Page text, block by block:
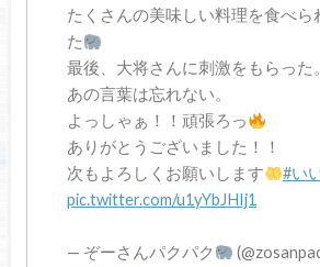
たくさんの美味しい料理を食べら
た
最後、大将さんに刺激をもらった。
あの言葉は忘れない。
よっしゃぁ！！頑張ろっ
ありがとうございました！！
次もよろしくお願いします
#い
pic.twitter.com/u1yYbJHIj1
— ぞーさんパクパク